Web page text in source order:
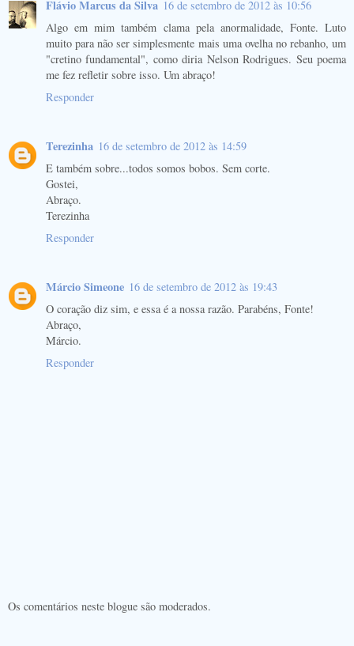
Flávio Marcus da Silva 16 de setembro de 2012 às 10:56
Algo em mim também clama pela anormalidade, Fonte. Luto
muito para não ser simplesmente mais uma ovelha no rebanho, um
"cretino fundamental", como diria Nelson Rodrigues. Seu poema
me fez refletir sobre isso. Um abraço!
Responder
Terezinha 16 de setembro de 2012 às 14:59
E também sobre...todos somos bobos. Sem corte.
Gostei,
Abraço.
Terezinha
Responder
Márcio Simeone 16 de setembro de 2012 às 19:43
O coração diz sim, e essa é a nossa razão. Parabéns, Fonte!
Abraço,
Márcio.
Responder
Os comentários neste blogue são moderados.